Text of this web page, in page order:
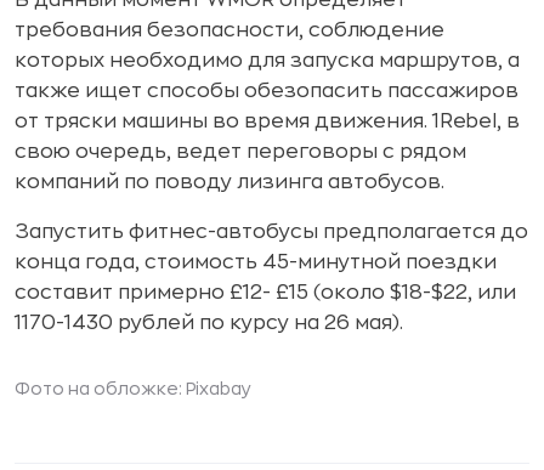
требования безопасности, соблюдение
которых необходимо для запуска маршрутов, а
также ищет способы обезопасить пассажиров
от тряски машины во время движения. 1Rebel, в
свою очередь, ведет переговоры с рядом
компаний по поводу лизинга автобусов.
Запустить фитнес-автобусы предполагается до
конца года, стоимость 45-минутной поездки
составит примерно £12- £15 (около $18-$22, или
1170-1430 рублей по курсу на 26 мая).
Фото на обложке: Pixabay